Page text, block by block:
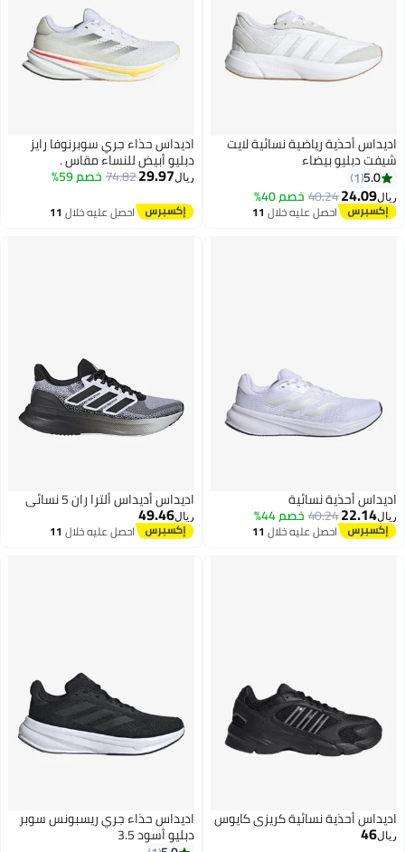
أحذية رياضية نسائية لايت
دبليو بيضاء
5.0
1
24.09
40.24خصم 40%
احصل عليه خلال11
اغسطس
اديداس حذاء جري سوبرنوفا رايز
دبليو أبيض للنساء مقاس .
29.97
74.82خصم 59%
احصل عليه خلال11
اغسطس
أحذية نسائية
22.14
40.24خصم 44%
احصل عليه خلال11
اغسطس
اديداس أديداس ألترا ران 5 نسائي
49.46
احصل عليه خلال11
اغسطس
أحذية نسائية كريزي كايوس
46
اديداس حذاء جري ريسبونس سوبر
دبليو أسود 3.5